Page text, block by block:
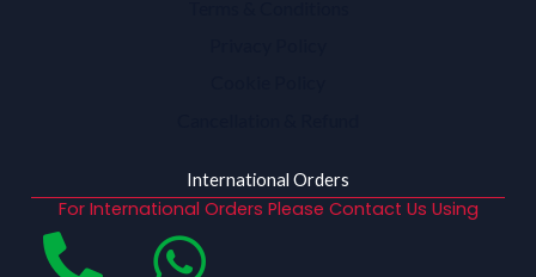
International Orders
For International Orders Please Contact Us Using